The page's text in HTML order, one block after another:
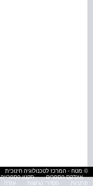
© מטח - המרכז לטכנולוגיה חינוכית
אינדקס הספרים
תקנון הספרייה
פרטיות
הסדרי נגישות עזרה